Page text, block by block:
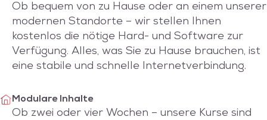
Ob bequem von zu Hause oder an einem unserer
modernen Standorte – wir stellen Ihnen
kostenlos die nötige Hard- und Software zur
Verfügung. Alles, was Sie zu Hause brauchen, ist
eine stabile und schnelle Internetverbindung.
Modulare Inhalte
Ob zwei oder vier Wochen – unsere Kurse sind